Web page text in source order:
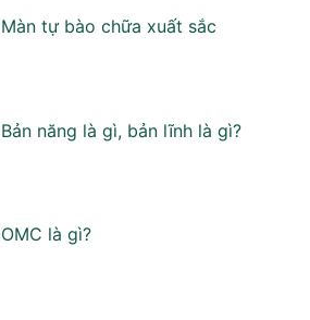
Màn tự bào chữa xuất sắc
Bản năng là gì, bản lĩnh là gì?
OMC là gì?